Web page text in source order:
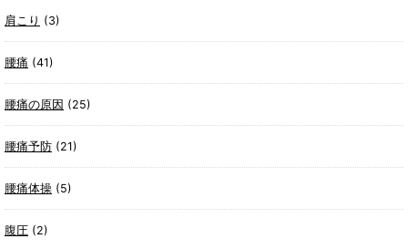
肩こり (3)
腰痛 (41)
腰痛の原因 (25)
腰痛予防 (21)
腰痛体操 (5)
腹圧 (2)